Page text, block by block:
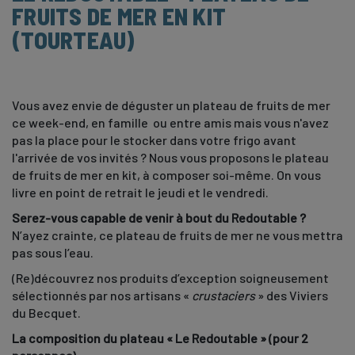
FRUITS DE MER EN KIT
(TOURTEAU)
Vous avez envie de déguster un plateau de fruits de mer
ce week-end, en famille ou entre amis mais vous n'avez
pas la place pour le stocker dans votre frigo avant
l'arrivée de vos invités ? Nous vous proposons le plateau
de fruits de mer en kit, à composer soi-même. On vous
livre en point de retrait le jeudi et le vendredi.
Serez-vous capable de venir à bout du Redoutable ?
N’ayez crainte, ce plateau de fruits de mer ne vous mettra
pas sous l’eau.
(Re)découvrez nos produits d’exception soigneusement
sélectionnés par nos artisans « crustaciers» des Viviers
du Becquet.
La composition du plateau « Le Redoutable » (pour 2